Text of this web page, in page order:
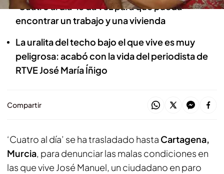
‘Cuatro al día’ le da voz para que pueda
encontrar un trabajo y una vivienda
La uralita del techo bajo el que vive es muy
peligrosa: acabó con la vida del periodista de
RTVE José María Íñigo
Compartir
‘Cuatro al día’ se ha trasladado hasta Cartagena,
Murcia, para denunciar las malas condiciones en
las que vive José Manuel, un ciudadano en paro